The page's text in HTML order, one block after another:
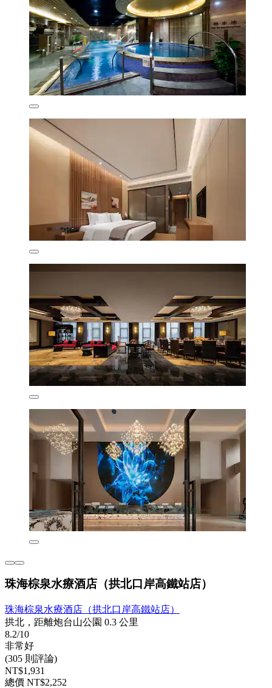
珠海棕泉水療酒店（拱北口岸高鐵站店）
珠海棕泉水療酒店（拱北口岸高鐵站店）
拱北，距離炮台山公園 0.3 公里
8.2/10
非常好
(305 則評論)
NT$1,931
總價 NT$2,252